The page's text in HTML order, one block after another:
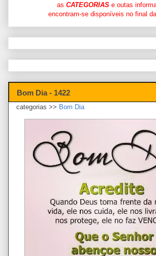
as CATEGORIASe outas
encontram-se disponíveis no final
Bom Dia - 1422
categorias >> Bom Dia